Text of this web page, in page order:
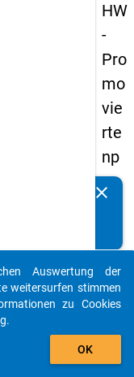
HW
-
Pro
mo
vie
rte
np
an
14
-
vie
clear
auto_stories
add_shopping_cart
Auswertung der
weitersurfen stimmen
zu Cookies
.
OK